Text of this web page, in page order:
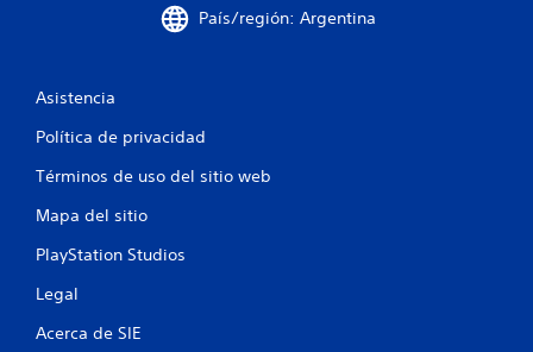
País/región: Argentina
Asistencia
Política de privacidad
Términos de uso del sitio web
Mapa del sitio
PlayStation Studios
Legal
Acerca de SIE